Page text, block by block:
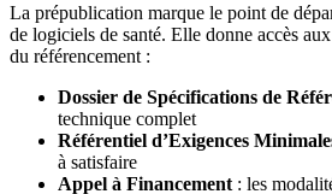
La prépublication marque le point de
de logiciels de santé. Elle donne accès
du référencement :
Dossier de Spécifications de
technique complet
Référentiel d’Exigences
à satisfaire
Appel à Financement : les